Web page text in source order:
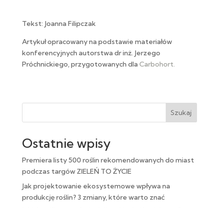
Tekst: Joanna Filipczak
Artykuł opracowany na podstawie materiałów
konferencyjnych autorstwa dr inż. Jerzego
Próchnickiego, przygotowanych dla Carbohort.
Szukaj
Ostatnie wpisy
Premiera listy 500 roślin rekomendowanych do miast
podczas targów ZIELEŃ TO ŻYCIE
Jak projektowanie ekosystemowe wpływa na
produkcję roślin? 3 zmiany, które warto znać